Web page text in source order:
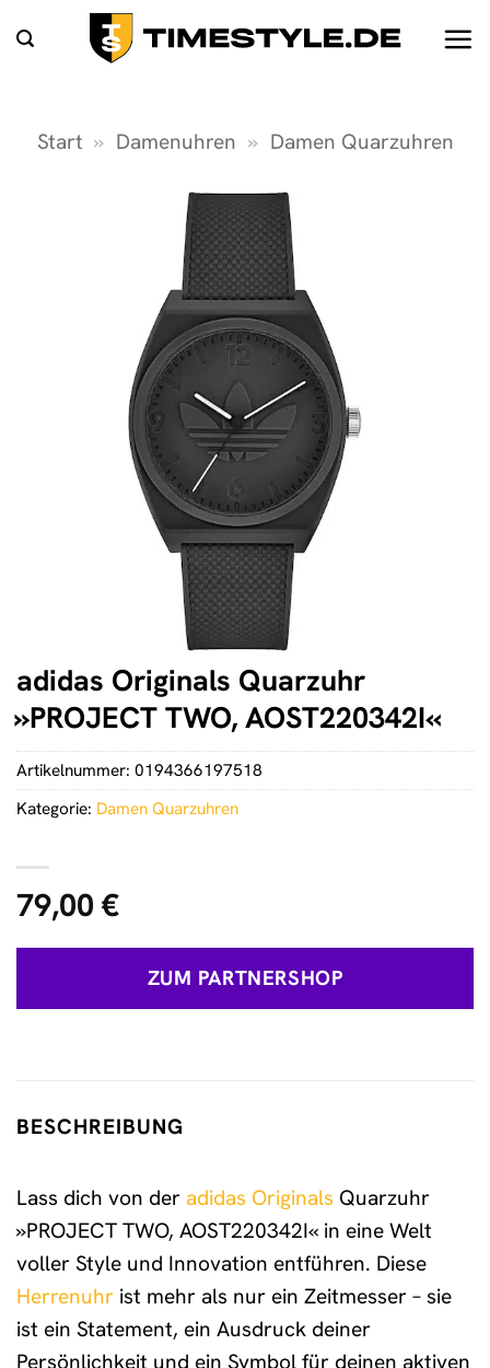
Inhalt
Start » Damenuhren » Damen Quarzuhren
adidas Originals Quarzuhr
»PROJECT TWO, AOST220342I«
79,00 €
ZUM PARTNERSHOP
Artikelnummer: 0194366197518
Kategorie: Damen Quarzuhren
BESCHREIBUNG
Lass dich von der adidas Originals Quarzuhr
»PROJECT TWO, AOST220342I« in eine Welt
voller Style und Innovation entführen. Diese
Herrenuhr ist mehr als nur ein Zeitmesser – sie
ist ein Statement, ein Ausdruck deiner
Persönlichkeit und ein Symbol für deinen aktiven